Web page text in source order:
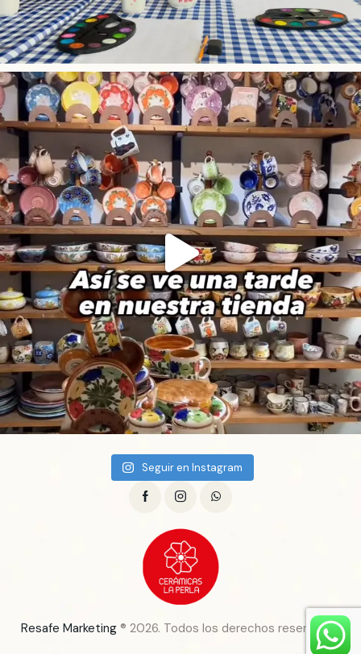
Seguir en Instagram
Resafe Marketing® 2026. Todos los derechos reservados